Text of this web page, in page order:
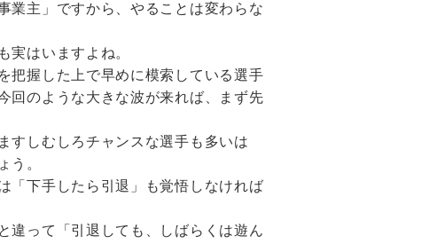
業主」ですから、やることは変わらな
実はいますよね。
把握した上で早めに模索している選手
回のような大きな波が来れば、まず先
すしむしろチャンスな選手も多いは
う。
「下手したら引退」も覚悟しなければ
違って「引退しても、しばらくは遊ん